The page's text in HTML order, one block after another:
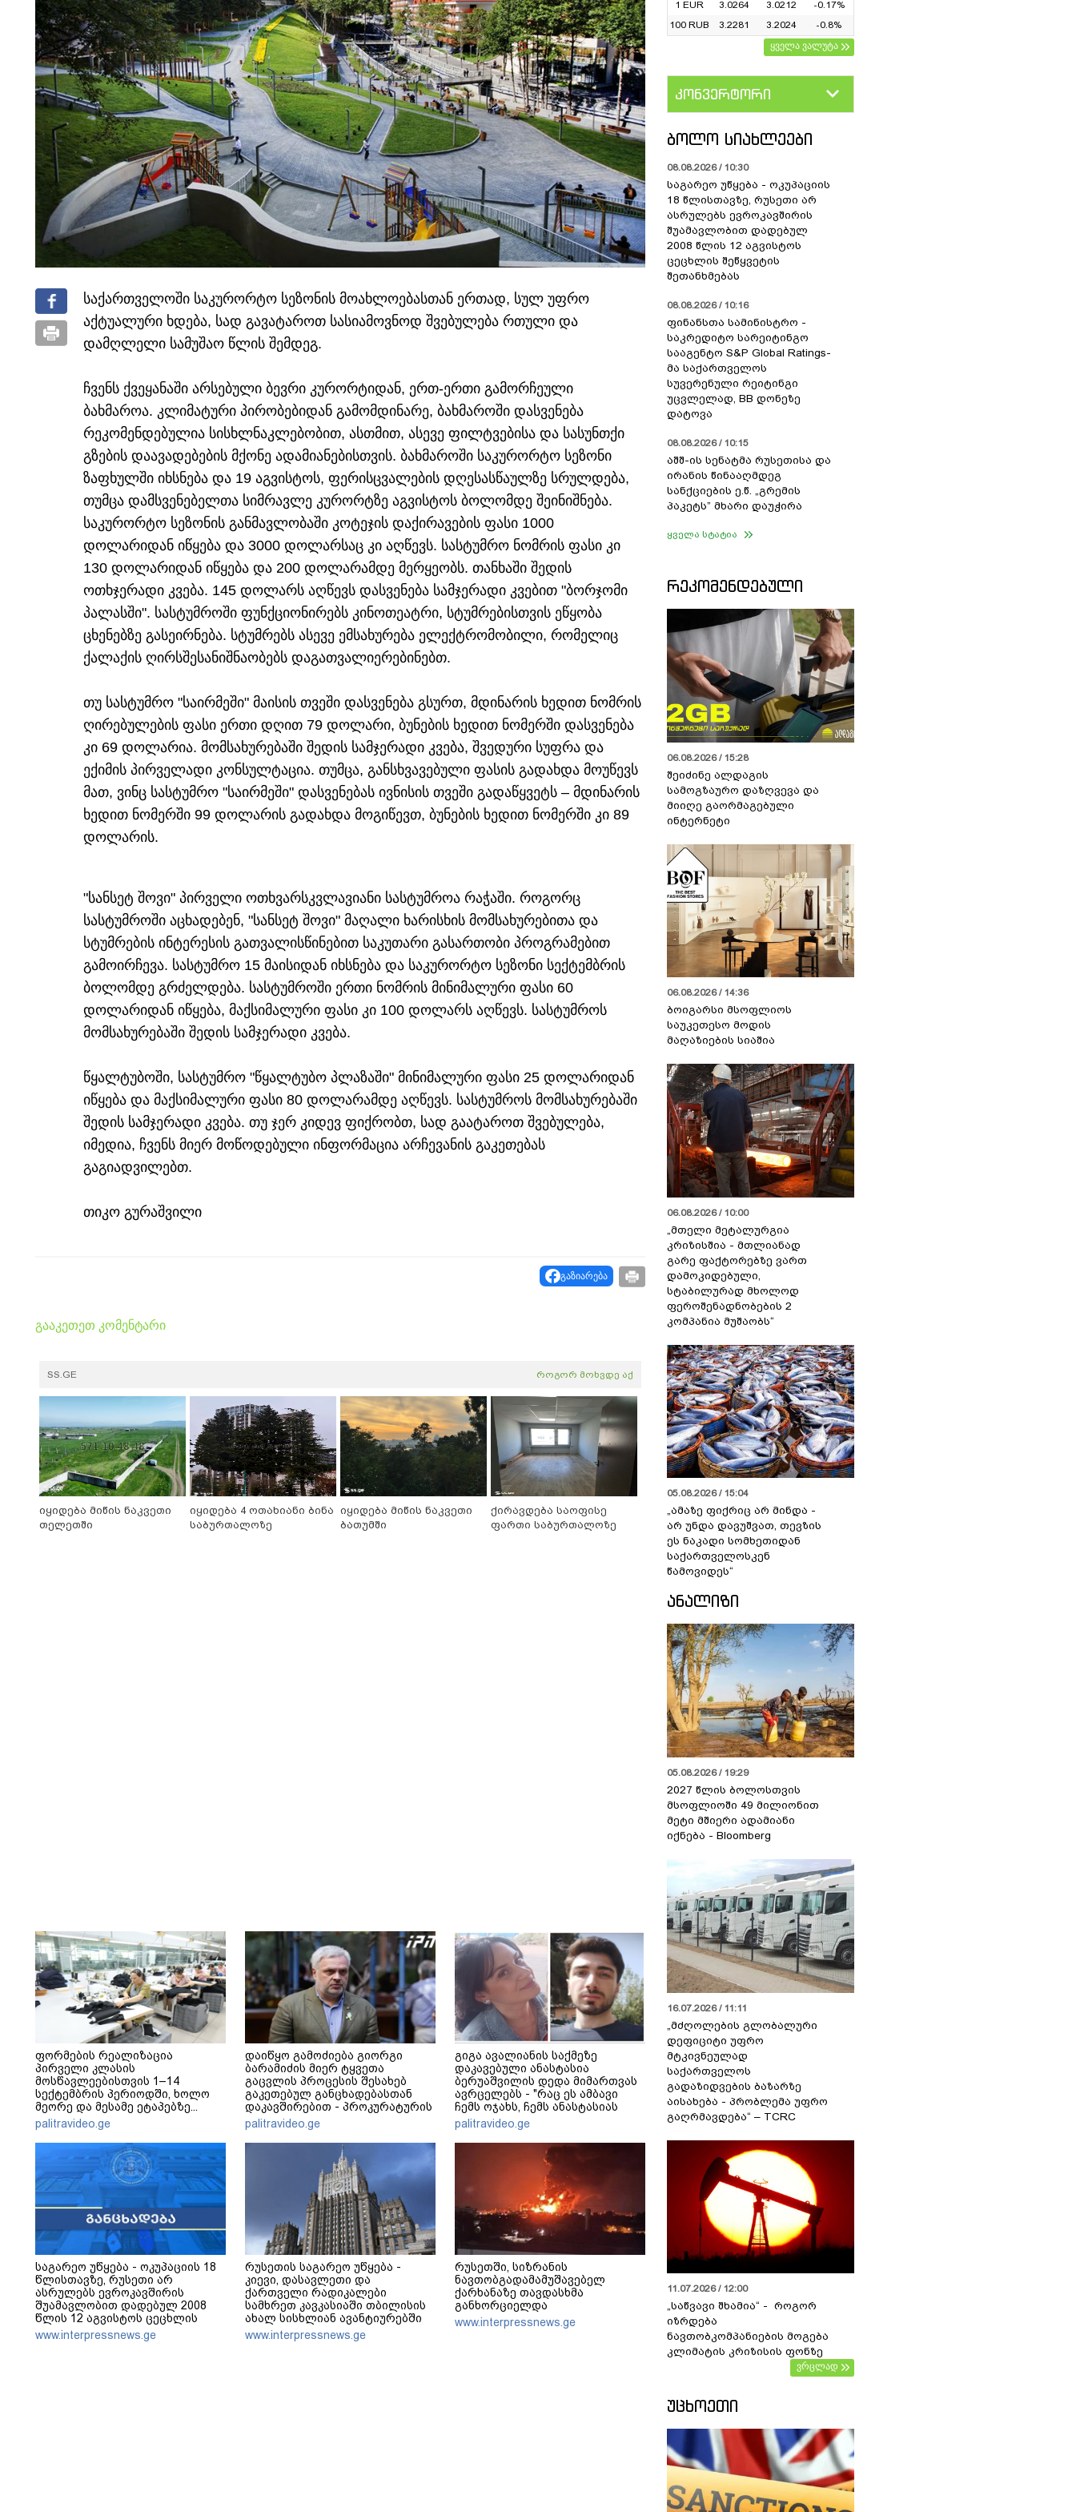
საქართველოში საკურორტო სეზონის მოახლოებასთან ერთად, სულ უფრო
აქტუალური ხდება, სად გავატაროთ სასიამოვნოდ შვებულება რთული და
დამღლელი სამუშაო წლის შემდეგ.
ჩვენს ქვეყანაში არსებული ბევრი კურორტიდან, ერთ-ერთი გამორჩეული
ბახმაროა. კლიმატური პირობებიდან გამომდინარე, ბახმაროში დასვენება
რეკომენდებულია სისხლნაკლებობით, ასთმით, ასევე ფილტვებისა და სასუნთქი
გზების დაავადებების მქონე ადამიანებისთვის. ბახმაროში საკურორტო სეზონი
ზაფხულში იხსნება და 19 აგვისტოს, ფერისცვალების დღესასწაულზე სრულდება,
თუმცა დამსვენებელთა სიმრავლე კურორტზე აგვისტოს ბოლომდე შეინიშნება.
საკურორტო სეზონის განმავლობაში კოტეჯის დაქირავების ფასი 1000
დოლარიდან იწყება და 3000 დოლარსაც კი აღწევს. სასტუმრო ნომრის ფასი კი
130 დოლარიდან იწყება და 200 დოლარამდე მერყეობს. თანხაში შედის
ოთხჯერადი კვება. 145 დოლარს აღწევს დასვენება სამჯერადი კვებით "ბორჯომი
პალასში". სასტუმროში ფუნქციონირებს კინოთეატრი, სტუმრებისთვის ეწყობა
ცხენებზე გასეირნება. სტუმრებს ასევე ემსახურება ელექტრომობილი, რომელიც
ქალაქის ღირსშესანიშნაობებს დაგათვალიერებინებთ.
თუ სასტუმრო "საირმეში" მაისის თვეში დასვენება გსურთ, მდინარის ხედით ნომრის
ღირებულების ფასი ერთი დღით 79 დოლარი, ბუნების ხედით ნომერში დასვენება
კი 69 დოლარია. მომსახურებაში შედის სამჯერადი კვება, შვედური სუფრა და
ექიმის პირველადი კონსულტაცია. თუმცა, განსხვავებული ფასის გადახდა მოუწევს
მათ, ვინც სასტუმრო "საირმეში" დასვენებას ივნისის თვეში გადაწყვეტს – მდინარის
ხედით ნომერში 99 დოლარის გადახდა მოგიწევთ, ბუნების ხედით ნომერში კი 89
დოლარის.
"სანსეტ შოვი" პირველი ოთხვარსკვლავიანი სასტუმროა რაჭაში. როგორც
სასტუმროში აცხადებენ, "სანსეტ შოვი" მაღალი ხარისხის მომსახურებითა და
სტუმრების ინტერესის გათვალისწინებით საკუთარი გასართობი პროგრამებით
გამოირჩევა. სასტუმრო 15 მაისიდან იხსნება და საკურორტო სეზონი სექტემბრის
ბოლომდე გრძელდება. სასტუმროში ერთი ნომრის მინიმალური ფასი 60
დოლარიდან იწყება, მაქსიმალური ფასი კი 100 დოლარს აღწევს. სასტუმროს
მომსახურებაში შედის სამჯერადი კვება.
წყალტუბოში, სასტუმრო "წყალტუბო პლაზაში" მინიმალური ფასი 25 დოლარიდან
იწყება და მაქსიმალური ფასი 80 დოლარამდე აღწევს. სასტუმროს მომსახურებაში
შედის სამჯერადი კვება. თუ ჯერ კიდევ ფიქრობთ, სად გაატაროთ შვებულება,
იმედია, ჩვენს მიერ მოწოდებული ინფორმაცია არჩევანის გაკეთებას
გაგიადვილებთ.
თიკო გურაშვილი
გაზიარება
გააკეთეთ კომენტარი
SS.GE როგორ მოხვდე აქ
იყიდება მიწის ნაკვეთი
თელეთში
იყიდება 4 ოთახიანი ბინა
საბურთალოზე
იყიდება მიწის ნაკვეთი
ბათუმში
ქირავდება საოფისე
ფართი საბურთალოზე
ფორმების რეალიზაცია
პირველი კლასის
მოსწავლეებისთვის 1–14
სექტემბრის პერიოდში, ხოლო
მეორე და მესამე ეტაპებზე...
palitravideo.ge
დაიწყო გამოძიება გიორგი
ბარამიძის მიერ ტყვეთა
გაცვლის პროცესის შესახებ
გაკეთებულ განცხადებასთან
დაკავშირებით - პროკურატურის
განცხადება
palitravideo.ge
გიგა ავალიანის საქმეზე
დაკავებული ანასტასია
ბერუაშვილის დედა მიმართვას
ავრცელებს - "რაც ეს ამბავი
ჩემს ოჯახს, ჩემს ანასტასიას
გადახდა თავს, მის მერე მე მე
არ ვარ"
palitravideo.ge
საგარეო უწყება - ოკუპაციის 18
წლისთავზე, რუსეთი არ
ასრულებს ევროკავშირის
შუამავლობით დადებულ 2008
წლის 12 აგვისტოს ცეცხლის
შეწყვეტის შეთანხმებას - მეტიც,
აფართოებს საკუთარ უკანონო
www.interpressnews.ge
რუსეთის საგარეო უწყება -
კიევი, დასავლეთი და
ქართველი რადიკალები
სამხრეთ კავკასიაში თბილისის
ახალ სისხლიან ავანტიურებში
ჩათრევას ცდილობენ
www.interpressnews.ge
რუსეთში, სიზრანის
ნავთობგადამამუშავებელ
ქარხანაზე თავდასხმა
განხორციელდა
www.interpressnews.ge
1 EUR
3.0264 3.0212
-0.17%
100 RUB
3.2281 3.2024
-0.8%
ყველა ვალუტა
კონვერტორი
ᲑᲝᲚᲝ ᲡᲘᲐᲮᲚᲔᲔᲑᲘ
08.08.2026 / 10:30
საგარეო უწყება - ოკუპაციის
18 წლისთავზე, რუსეთი არ
ასრულებს ევროკავშირის
შუამავლობით დადებულ
2008 წლის 12 აგვისტოს
ცეცხლის შეწყვეტის
შეთანხმებას
08.08.2026 / 10:16
ფინანსთა სამინისტრო -
საკრედიტო სარეიტინგო
სააგენტო S&P Global Ratings-
მა საქართველოს
სუვერენული რეიტინგი
უცვლელად, BB დონეზე
დატოვა
08.08.2026 / 10:15
აშშ-ის სენატმა რუსეთისა და
ირანის წინააღმდეგ
სანქციების ე.წ. „გრემის
პაკეტს” მხარი დაუჭირა
ყველა სტატია
ᲠᲔᲙᲝᲛᲔᲜᲓᲔᲑᲣᲚᲘ
06.08.2026 / 15:28
შეიძინე ალდაგის
სამოგზაურო დაზღვევა და
მიიღე გაორმაგებული
ინტერნეტი
06.08.2026 / 14:36
ბოიგარსი მსოფლიოს
საუკეთესო მოდის
მაღაზიების სიაშია
06.08.2026 / 10:00
„მთელი მეტალურგია
კრიზისშია - მთლიანად
გარე ფაქტორებზე ვართ
დამოკიდებული,
სტაბილურად მხოლოდ
ფეროშენადნობების 2
კომპანია მუშაობს“
05.08.2026 / 15:04
„ამაზე ფიქრიც არ მინდა -
არ უნდა დავუშვათ, თევზის
ეს ნაკადი სომხეთიდან
საქართველოსკენ
წამოვიდეს“
ᲐᲜᲐᲚᲘᲖᲘ
05.08.2026 / 19:29
2027 წლის ბოლოსთვის
მსოფლიოში 49 მილიონით
მეტი მშიერი ადამიანი
იქნება - Bloomberg
16.07.2026 / 11:11
„მძღოლების გლობალური
დეფიციტი უფრო
მტკივნეულად
საქართველოს
გადაზიდვების ბაზარზე
აისახება - პრობლემა უფრო
გაღრმავდება“ – TCRC
11.07.2026 / 12:00
„საწვავი შხამია“ - როგორ
იზრდება
ნავთობკომპანიების მოგება
კლიმატის კრიზისის ფონზე
ვრცლად
ᲣᲪᲮᲝᲔᲗᲘ